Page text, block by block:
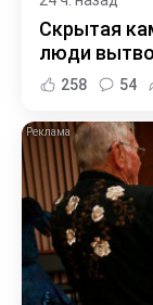
Скрытая
люди
258 54